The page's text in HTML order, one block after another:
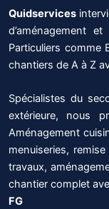
Quidservices
d’aménagement
Particuliers comme
chantiers de A à Z
Spécialistes du
extérieure, nous
Aménagement
menuiseries,
travaux,
chantier complet
FG